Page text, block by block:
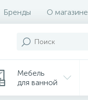
Бренды О магазине
Мебель
для ванной